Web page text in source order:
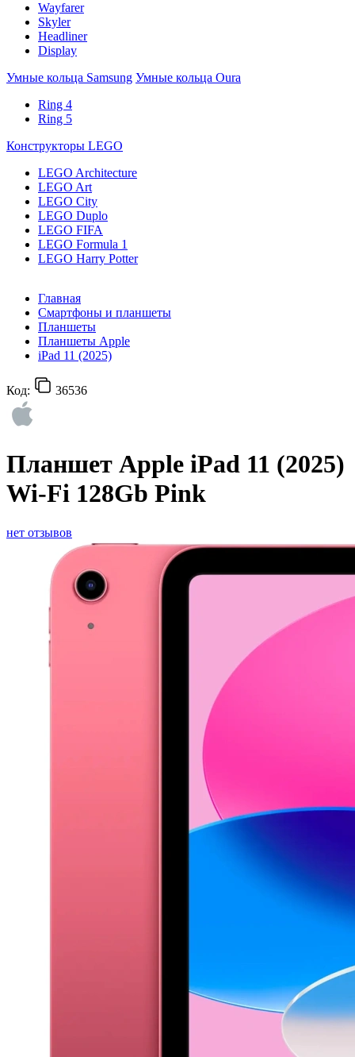
Wayfarer
Skyler
Headliner
Display
Умные кольца Samsung Умные кольца Oura
Ring 4
Ring 5
Конструкторы LEGO
LEGO Architecture
LEGO Art
LEGO City
LEGO Duplo
LEGO FIFA
LEGO Formula 1
LEGO Harry Potter
Главная
Смартфоны и планшеты
Планшеты
Планшеты Apple
iPad 11 (2025)
Код: 36536
Планшет Apple iPad 11 (2025)
Wi-Fi 128Gb Pink
нет отзывов